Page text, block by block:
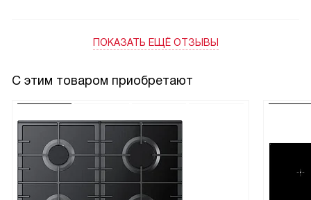
заметили, что было жарено! Это спасло вечер и
режим на время жарки — кухня быстро очистилась, а
потом плавно вернулся на обычную ступень.
Светодиодное освещение из двух ламп хорошо
дополнительные лампы.
ПОКАЗАТЬ ЕЩЁ ОТЗЫВЫ
С этим товаром приобретают